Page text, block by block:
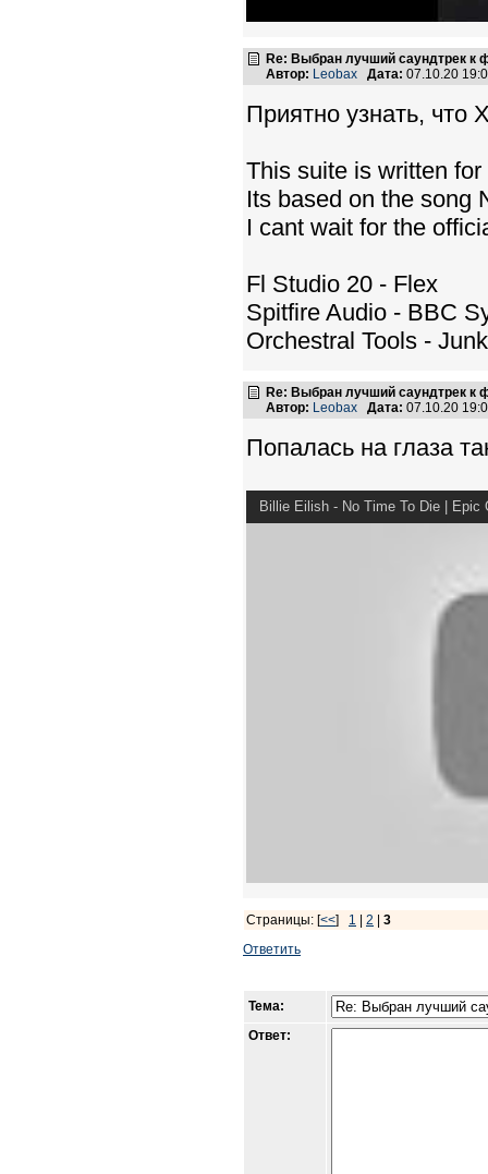
Re: Выбран лучший саундтрек
Автор: Leobax Дата: 07.10.20
Приятно узнать, что
This suite is written
Its based on the song
I cant wait for the
Fl Studio 20 - Flex
Spitfire Audio - BBC
Orchestral Tools -
Re: Выбран лучший саундтрек
Автор: Leobax Дата: 07.10.20
Попалась на глаза
Billie Eilish - No Time To Die | Epic
Страницы: [<<] 1 2
3
Ответить
Тема:
Ответ: